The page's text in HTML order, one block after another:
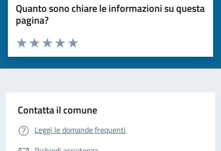
Quanto sono chiare le informazioni su questa
pagina?
Valuta da 1 a 5 stelle la pagina
Valuta 5 stelle su 5
Valuta 4 stelle su 5
Valuta 3 stelle su 5
Valuta 2 stelle su 5
Valuta 1 stelle su 5
Contatta il comune
Leggi le domande frequenti